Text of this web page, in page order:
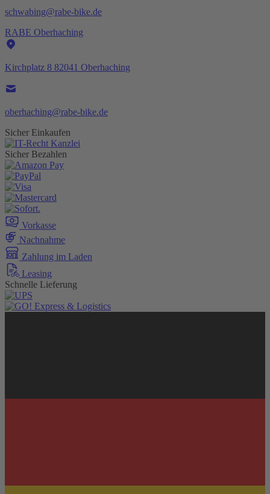
schwabing@rabe-bike.de
RABE Oberhaching
Kirchplatz 8 82041 Oberhaching
oberhaching@rabe-bike.de
Sicher Einkaufen
Sicher Bezahlen
Vorkasse
Nachnahme
Zahlung im Laden
Leasing
Schnelle Lieferung